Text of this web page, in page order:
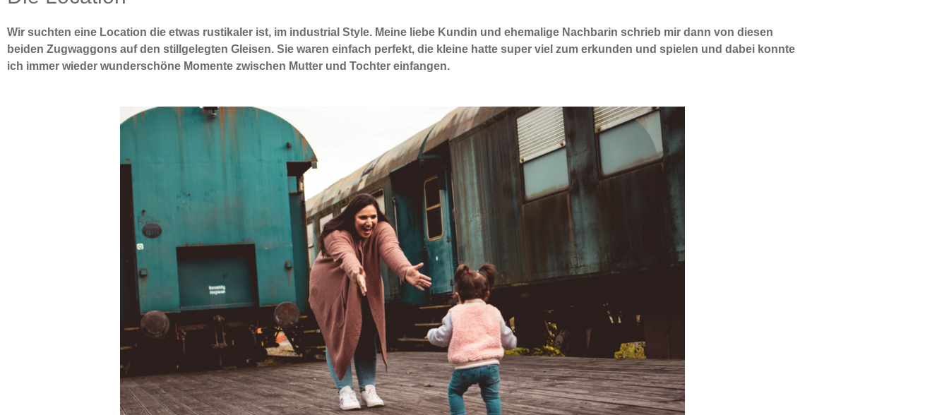
Wir suchten eine Location die etwas rustikaler ist, im industrial Style. Meine liebe Kundin und ehemalige Nachbarin schrieb mir dann von diesen
beiden Zugwaggons auf den stillgelegten Gleisen. Sie waren einfach perfekt, die kleine hatte super viel zum erkunden und spielen und dabei konnte
ich immer wieder wunderschöne Momente zwischen Mutter und Tochter einfangen.